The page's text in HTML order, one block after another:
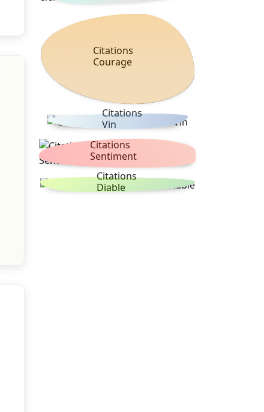
Citations
Courage
Citations
Vin
Citations
Sentiment
Citations
Diable